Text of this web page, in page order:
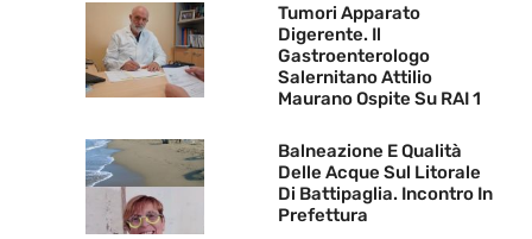
Tumori Apparato
Digerente. Il
Gastroenterologo
Salernitano Attilio
Maurano Ospite Su RAI 1
Balneazione E Qualità
Delle Acque Sul Litorale
Di Battipaglia. Incontro In
Prefettura